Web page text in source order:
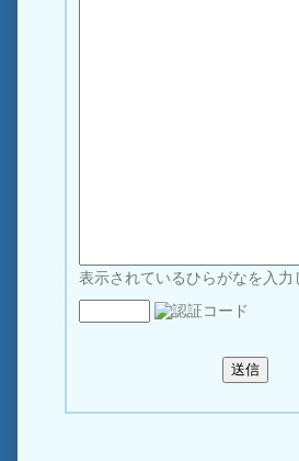
表示されているひらがなを入力